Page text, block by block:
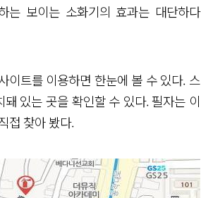
는 보이는 소화기의 효과는 대단하다
이트를 이용하면 한눈에 볼 수 있다. 스
있는 곳을 확인할 수 있다. 필자는 이
접 찾아 봤다.